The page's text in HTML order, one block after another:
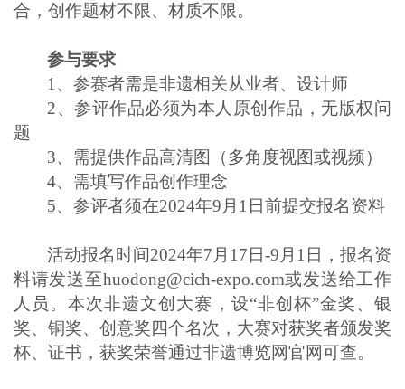
合，创作题材不限、材质不限。
参与要求
1、参赛者需是非遗相关从业者、设计师
2、参评作品必须为本人原创作品，无版权问
题
3、需提供作品高清图（多角度视图或视频）
4、需填写作品创作理念
5、 参评者须在2024年9月1日前提交报名资料
活动报名时间2024年7月17日-9月1日，报名资
料请发送至huodong@cich-expo.com或发送给工作
人员。本次非遗文创大赛，设“非创杯”金奖、银
奖、铜奖、创意奖四个名次，大赛对获奖者颁发奖
杯、证书，获奖荣誉通过非遗博览网官网可查。